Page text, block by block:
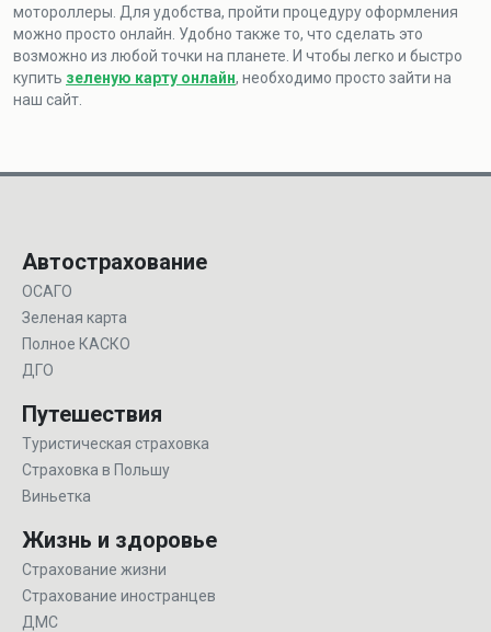
мотороллеры. Для удобства, пройти процедуру оформления
можно просто онлайн. Удобно также то, что сделать это
возможно из любой точки на планете. И чтобы легко и быстро
купить зеленую карту онлайн, необходимо просто зайти на
наш сайт.
Автострахование
ОСАГО
Зеленая карта
Полное КАСКО
ДГО
Путешествия
Туристическая страховка
Страховка в Польшу
Виньетка
Жизнь и здоровье
Страхование жизни
Страхование иностранцев
ДМС